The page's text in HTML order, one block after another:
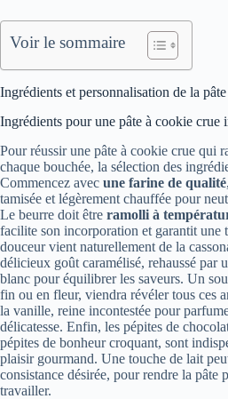
Voir le sommaire
Ingrédients et personnalisation de la
Ingrédients pour une pâte à cookie crue
Pour réussir une pâte à cookie crue qui
chaque bouchée, la sélection des
Commencez avec une farine de qualité
tamisée et légèrement chauffée pour
Le beurre doit être ramolli à
facilite son incorporation et garantit une
douceur vient naturellement de la
délicieux goût caramélisé, rehaussé par
blanc pour équilibrer les saveurs. Un
fin ou en fleur, viendra révéler tous ces
la vanille, reine incontestée pour
délicatesse. Enfin, les pépites de
pépites de bonheur croquant, sont
plaisir gourmand. Une touche de lait
consistance désirée, pour rendre la pâte
travailler.